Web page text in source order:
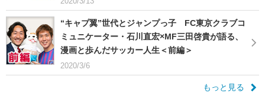
“キャプ翼”世代とジャンプっ子 FC東京クラブコ
ミュニケーター・石川直宏×MF三田啓貴が語る、
漫画と歩んだサッカー人生＜前編＞
2020/3/6
もっと見る